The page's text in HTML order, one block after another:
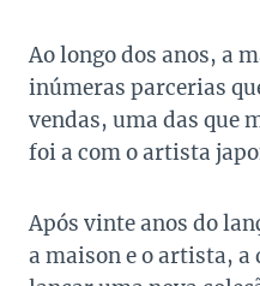
Ao longo dos anos, a
inúmeras parcerias
vendas, uma das que
foi a com o artista
Após vinte anos do
a maison e o artista,